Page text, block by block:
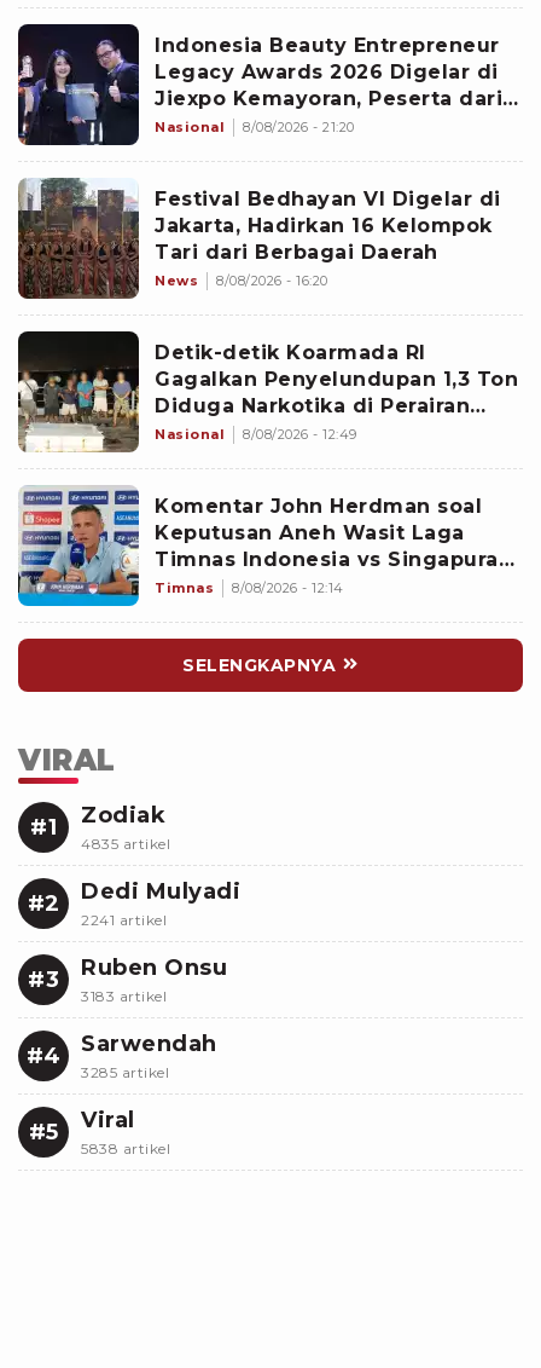
Indonesia Beauty Entrepreneur
Legacy Awards 2026 Digelar di
Jiexpo Kemayoran, Peserta dari
4 Negara Adu Karya PMU
Nasional 8/08/2026 - 21:20
Festival Bedhayan VI Digelar di
Jakarta, Hadirkan 16 Kelompok
Tari dari Berbagai Daerah
News 8/08/2026 - 16:20
Detik-detik Koarmada RI
Gagalkan Penyelundupan 1,3 Ton
Diduga Narkotika di Perairan
Bintan
Nasional 8/08/2026 - 12:49
Komentar John Herdman soal
Keputusan Aneh Wasit Laga
Timnas Indonesia vs Singapura
di Piala AFF 2026: Percuma
Timnas 8/08/2026 - 12:14
SELENGKAPNYA
VIRAL
#1 Zodiak
4835 artikel
#2 Dedi Mulyadi
2241 artikel
#3 Ruben Onsu
3183 artikel
#4 Sarwendah
3285 artikel
#5 Viral
5838 artikel